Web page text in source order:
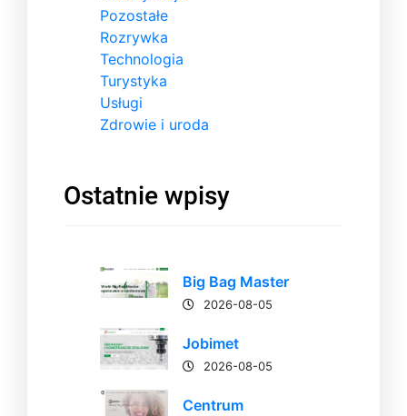
Pozostałe
Rozrywka
Technologia
Turystyka
Usługi
Zdrowie i uroda
Ostatnie wpisy
Big Bag Master
2026-08-05
Jobimet
2026-08-05
Centrum